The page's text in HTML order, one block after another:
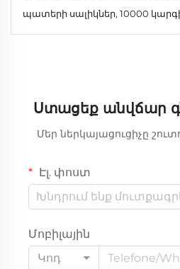
պատերի սալիկներ, 10000
տարվա
Ստացեք անվճար
Մեր ներկայացուցիչը
Էլ. փոստ
Մոբիլային
Կոդ